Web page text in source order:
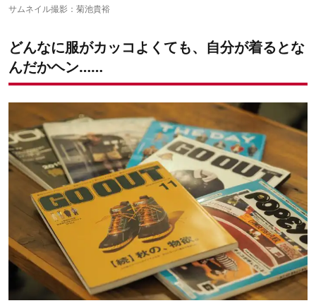
ポイント④相手の「視線を上に誘導させる小物遣い」を取り入れ
識させる
サムネイル撮影：菊池貴裕
どんなに服がカッコよくても、自分が着るとな
んだかヘン……